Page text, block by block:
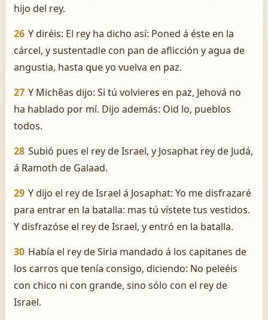
hijo del rey.
26 Y diréis: El rey ha dicho así: Poned á éste en la
cárcel, y sustentadle con pan de aflicción y agua de
angustia, hasta que yo vuelva en paz.
27 Y Michêas dijo: Si tú volvieres en paz, Jehová no
ha hablado por mí. Dijo además: Oid lo, pueblos
todos.
28 Subió pues el rey de Israel, y Josaphat rey de Judá,
á Ramoth de Galaad.
29 Y dijo el rey de Israel á Josaphat: Yo me disfrazaré
para entrar en la batalla: mas tú vístete tus vestidos.
Y disfrazóse el rey de Israel, y entró en la batalla.
30 Había el rey de Siria mandado á los capitanes de
los carros que tenía consigo, diciendo: No peleéis
con chico ni con grande, sino sólo con el rey de
Israel.